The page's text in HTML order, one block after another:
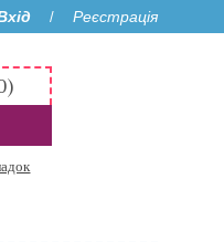
/ Реєстрація